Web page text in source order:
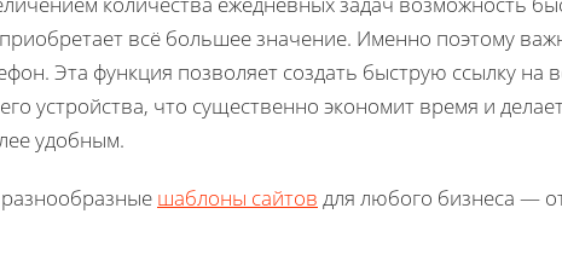
всё большее значение. Именно поэтому
Эта функция позволяет создать быструю ссылку на
устройства, что существенно экономит время и
удобным.
шаблоны сайтов для любого бизнеса —